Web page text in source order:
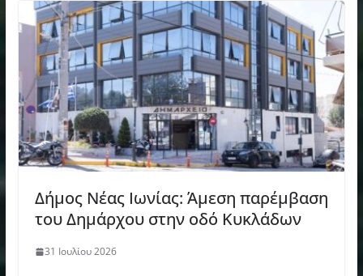
Δήμος Νέας Ιωνίας: Άμεση παρέμβαση
του Δημάρχου στην οδό Κυκλάδων
31 Ιουλίου 2026